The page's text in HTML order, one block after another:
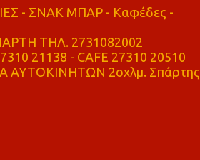
- ΣΝΑΚ ΜΠΑΡ - Καφέδες -
ΤΗΛ. 2731082002
21138 - CAFE 27310 20510
ΑΥΤΟΚΙΝΗΤΩΝ 2οχλμ. Σπάρτης